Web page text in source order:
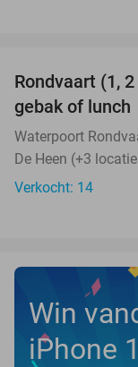
TODAY
Rondvaart (1,
gebak of lunch
Waterpoort
De Heen (+3
Verkocht: 14
Win
iPhone